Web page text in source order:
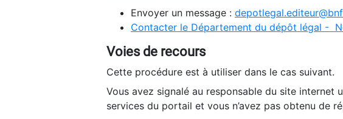
Envoyer un message :
Contacter le Département du dépôt légal -
Voies de recours
Cette procédure est à utiliser dans le cas suivant.
Vous avez signalé au responsable du site internet
services du portail et vous n’avez pas obtenu de